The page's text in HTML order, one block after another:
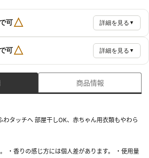
可△ 詳細を見る ▼
可△ 詳細を見る ▼
商品情報
わタッチへ 部屋干しOK、赤ちゃん用衣類もやわら
・香りの感じ方には個人差があります。 ・使用量